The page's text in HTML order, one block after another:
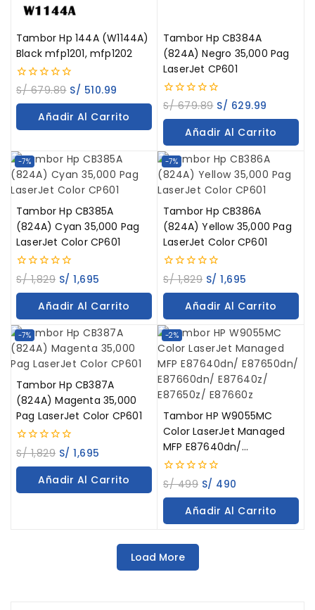
Tambor Hp 144A (W1144A)
Black mfp1201, mfp1202
0
out
of
S/679.89 S/ 510.99
Añadir Al Carrito
Tambor Hp CB384A
(824A) Negro 35,000 Pag
LaserJet CP601
0
out
of
S/679.89 S/ 629.99
Añadir Al Carrito
-7%
Tambor Hp CB385A
(824A) Cyan 35,000 Pag
LaserJet Color CP601
0
out
of
S/1,829 S/ 1,695
Añadir Al Carrito
-7%
Tambor Hp CB386A
(824A) Yellow 35,000 Pag
LaserJet Color CP601
0
out
of
S/1,829 S/ 1,695
Añadir Al Carrito
-7%
Tambor Hp CB387A
(824A) Magenta 35,000
Pag LaserJet Color CP601
0
out
of
S/1,829 S/ 1,695
Añadir Al Carrito
-2%
Tambor HP W9055MC
Color LaserJet Managed
MFP E87640dn/
E87650dn/ E87660dn/
E87640z/ E87650z/
E87660z
0
out
of
S/499 S/ 490
Añadir Al Carrito
Load More